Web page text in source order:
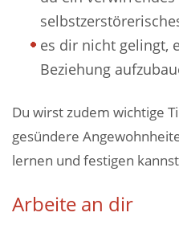
es dir nicht gelingt,
Beziehung
Du wirst zudem wichtige
gesündere
lernen und festigen
Arbeite an dir